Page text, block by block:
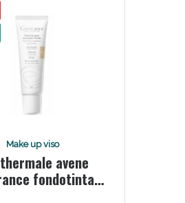
Make up viso
avene
fondotinta